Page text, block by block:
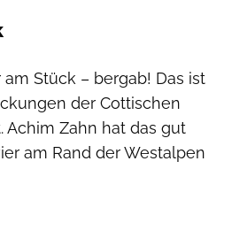
Stück – bergab! Das ist
der Cottischen
Achim Zahn hat das gut
am Rand der Westalpen